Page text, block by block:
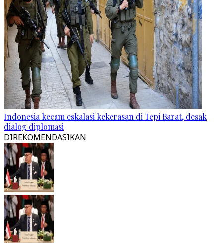
Indonesia kecam eskalasi kekerasan di Tepi Barat, desak
dialog diplomasi
DIREKOMENDASIKAN